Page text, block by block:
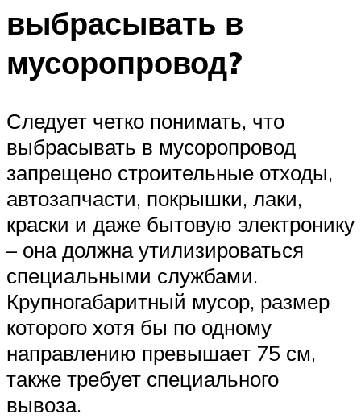
выбрасывать в
мусоропровод?
Следует четко понимать, что
выбрасывать в мусоропровод
запрещено строительные отходы,
автозапчасти, покрышки, лаки,
краски и даже бытовую электронику
– она должна утилизироваться
специальными службами.
Крупногабаритный мусор, размер
которого хотя бы по одному
направлению превышает 75 см,
также требует специального
вывоза.